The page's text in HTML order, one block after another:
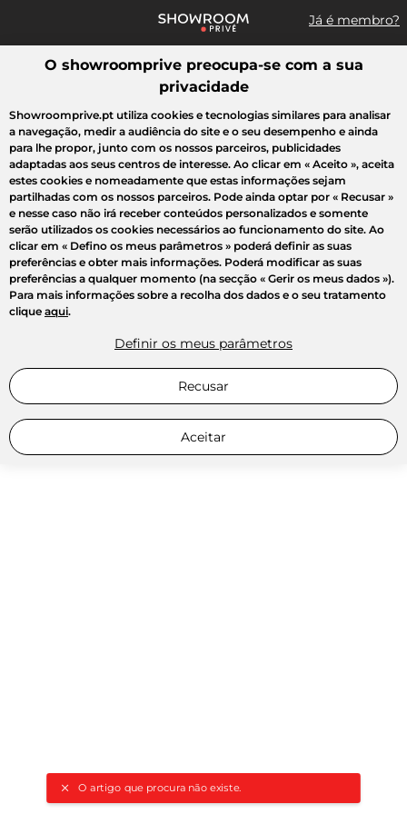
Já é membro?
Pesquisar uma marca, um artigo, uma venda...
O artigo que procura não existe.
Todas as vendas Moda Desporto Casa Criança Beleza
O showroomprive preocupa-se com a sua
privacidade
Showroomprive.pt utiliza cookies e tecnologias similares para analisar
a navegação, medir a audiência do site e o seu desempenho e ainda
para lhe propor, junto com os nossos parceiros, publicidades
adaptadas aos seus centros de interesse. Ao clicar em « Aceito », aceita
estes cookies e nomeadamente que estas informações sejam
partilhadas com os nossos parceiros. Pode ainda optar por « Recusar »
e nesse caso não irá receber conteúdos personalizados e somente
serão utilizados os cookies necessários ao funcionamento do site. Ao
clicar em « Defino os meus parâmetros » poderá definir as suas
preferências e obter mais informações. Poderá modificar as suas
preferências a qualquer momento (na secção « Gerir os meus dados »).
Para mais informações sobre a recolha dos dados e o seu tratamento
clique aqui.
Definir os meus parâmetros
Recusar
Aceitar